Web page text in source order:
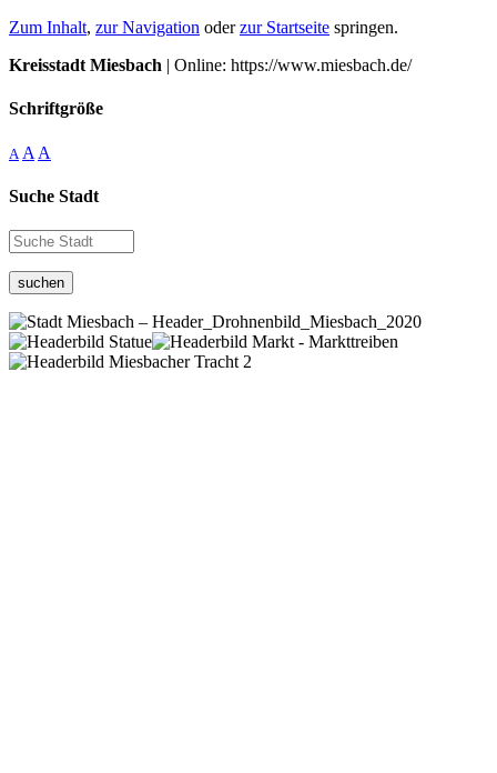
Zum Inhalt, zur Navigation oderzur Startseite springen.
Kreisstadt Miesbach | Online: https://www.miesbach.de/
Schriftgröße
A A A
Suche Stadt
suchen